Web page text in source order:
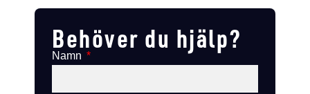
Behöver du hjälp?
Namn